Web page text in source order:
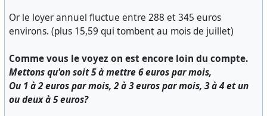
Or le loyer annuel fluctue entre 288 et 345 euros
environs. (plus 15,59 qui tombent au mois de juillet)
Comme vous le voyez on est encore loin du compte.
Mettons qu'on soit 5 à mettre 6 euros par mois,
Ou 1 à 2 euros par mois, 2 à 3 euros par mois, 3 à 4 et un
ou deux à 5 euros?